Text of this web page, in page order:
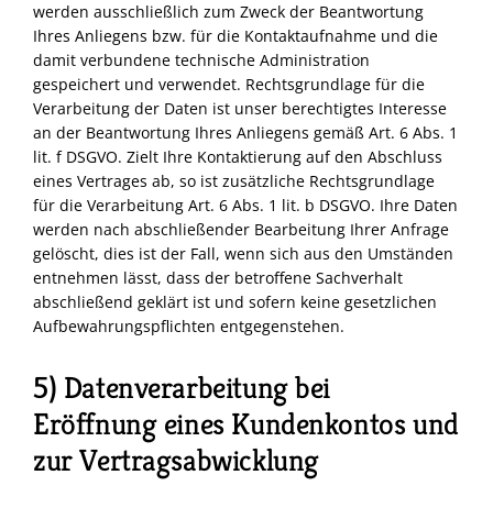
werden ausschließlich zum Zweck der Beantwortung
Ihres Anliegens bzw. für die Kontaktaufnahme und die
damit verbundene technische Administration
gespeichert und verwendet. Rechtsgrundlage für die
Verarbeitung der Daten ist unser berechtigtes Interesse
an der Beantwortung Ihres Anliegens gemäß Art. 6 Abs. 1
lit. f DSGVO. Zielt Ihre Kontaktierung auf den Abschluss
eines Vertrages ab, so ist zusätzliche Rechtsgrundlage
für die Verarbeitung Art. 6 Abs. 1 lit. b DSGVO. Ihre Daten
werden nach abschließender Bearbeitung Ihrer Anfrage
gelöscht, dies ist der Fall, wenn sich aus den Umständen
entnehmen lässt, dass der betroffene Sachverhalt
abschließend geklärt ist und sofern keine gesetzlichen
Aufbewahrungspflichten entgegenstehen.
5) Datenverarbeitung bei
Eröffnung eines Kundenkontos und
zur Vertragsabwicklung